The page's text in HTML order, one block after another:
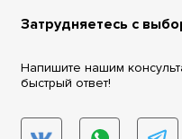
Затрудняетесь с
Напишите нашим
быстрый ответ!